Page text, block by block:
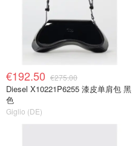
€192.50 €275.00
Diesel X10221P6255 漆皮单肩包 黑
色
Giglio (DE)